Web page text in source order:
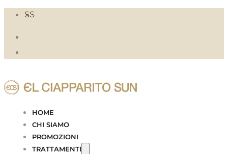
SS
HOME
CHI SIAMO
PROMOZIONI
TRATTAMENTI